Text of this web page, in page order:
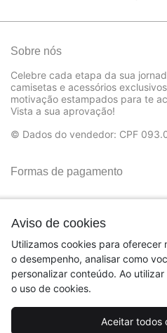
Aviso de cookies
Utilizamos cookies para oferecer
o desempenho, analisar como
personalizar conteúdo. Ao
o uso de cookies.
Aceitar todos
Sobre nós
Celebre cada etapa da sua
camisetas e acessórios
motivação estampados para te
Vista a sua aprovação!
© Dados do vendedor: CPF
Formas de pagamento